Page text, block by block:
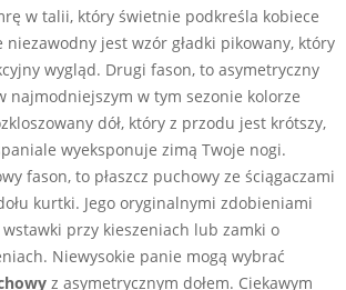
w talii, który świetnie podkreśla kobiece
niezawodny jest wzór gładki pikowany, który
wygląd. Drugi fason, to asymetryczny
najmodniejszym w tym sezonie kolorze
dół, który z przodu jest krótszy,
wyeksponuje zimą Twoje nogi.
fason, to płaszcz puchowy ze ściągaczami
kurtki. Jego oryginalnymi zdobieniami
przy kieszeniach lub zamki o
Niewysokie panie mogą wybrać
z asymetrycznym dołem. Ciekawym